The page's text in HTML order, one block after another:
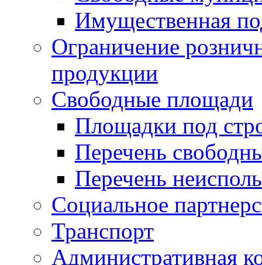
Имущественная
Ограничение
продукции
Свободные площади
Площадки под
Перечень
Перечень
Социальное
Транспорт
Административная